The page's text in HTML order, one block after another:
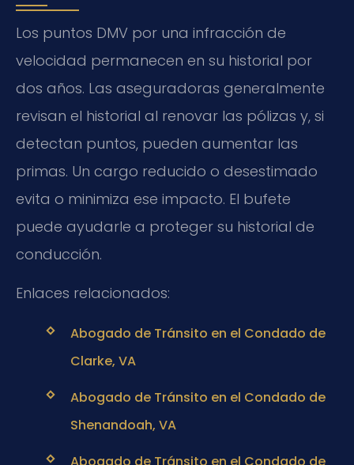
Los puntos DMV por una infracción de
velocidad permanecen en su historial por
dos años. Las aseguradoras generalmente
revisan el historial al renovar las pólizas y, si
detectan puntos, pueden aumentar las
primas. Un cargo reducido o desestimado
evita o minimiza ese impacto. El bufete
puede ayudarle a proteger su historial de
conducción.
Enlaces relacionados:
Abogado de Tránsito en el Condado de
Clarke, VA
Abogado de Tránsito en el Condado de
Shenandoah, VA